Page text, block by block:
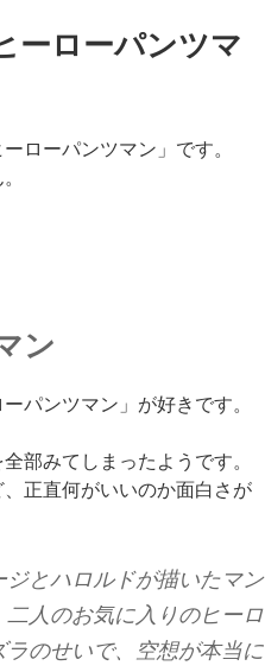
ーローパンツマ
ローパンツマン」です。
ン
パンツマン」が好きです。
部みてしまったようです。
正直何がいいのか面白さが
ジとハロルドが描いたマン
人のお気に入りのヒーロ
のせいで、空想が本当に